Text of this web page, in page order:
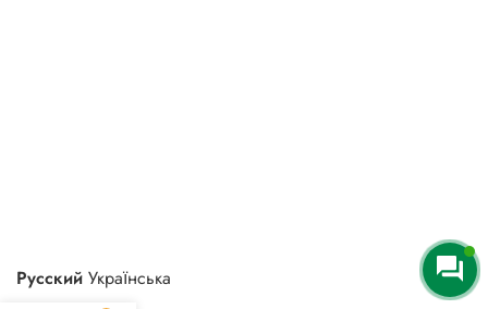
Русский Українська